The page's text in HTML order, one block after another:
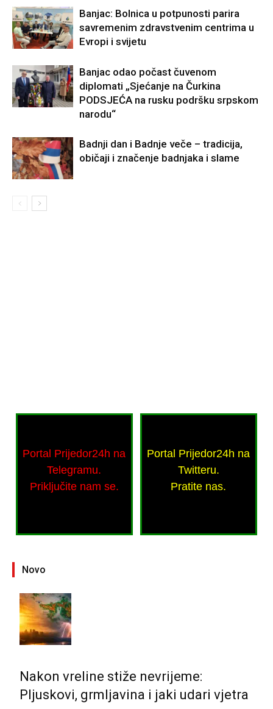
Banjac: Bolnica u potpunosti parira
savremenim zdravstvenim centrima u
Evropi i svijetu
Banjac odao počast čuvenom
diplomati „Sjećanje na Čurkina
PODSJEĆA na rusku podršku srpskom
narodu“
Badnji dan i Badnje veče – tradicija,
običaji i značenje badnjaka i slame
Portal Prijedor24h na
Telegramu.
Priključite nam se.
Portal Prijedor24h na
Twitteru.
Pratite nas.
Novo
Nakon vreline stiže nevrijeme:
Pljuskovi, grmljavina i jaki udari vjetra